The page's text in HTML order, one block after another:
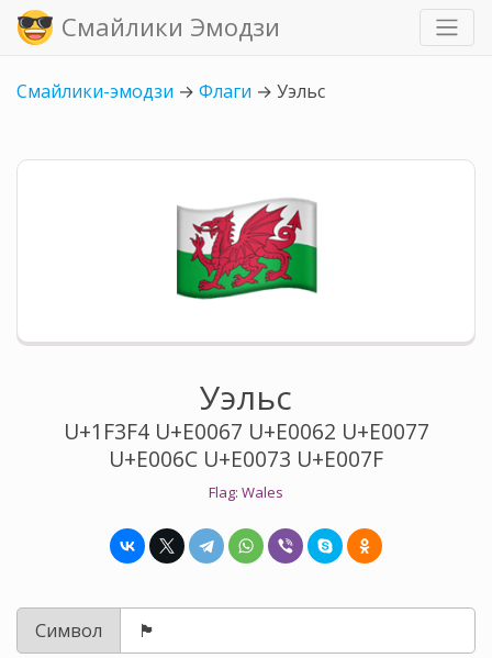
Смайлики Эмодзи
Смайлики-эмодзи → Флаги → Уэльс
Уэльс
U+1F3F4 U+E0067 U+E0062 U+E0077
U+E006C U+E0073 U+E007F
Flag: Wales
Символ